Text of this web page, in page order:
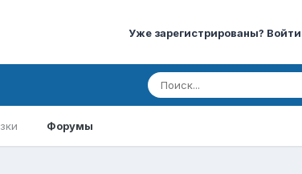
Уже зарегистрированы? Войти
Форумы